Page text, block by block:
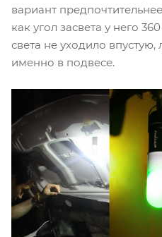
вариант
как угол засвета у него
света не уходило
именно в подвесе.